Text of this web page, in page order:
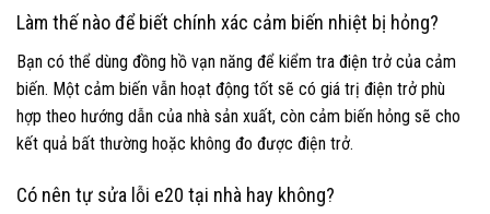
Làm thế nào để biết chính xác cảm biến nhiệt bị hỏng?
Bạn có thể dùng đồng hồ vạn năng để kiểm tra điện trở của cảm
biến. Một cảm biến vẫn hoạt động tốt sẽ có giá trị điện trở phù
hợp theo hướng dẫn của nhà sản xuất, còn cảm biến hỏng sẽ cho
kết quả bất thường hoặc không đo được điện trở.
Có nên tự sửa lỗi e20 tại nhà hay không?